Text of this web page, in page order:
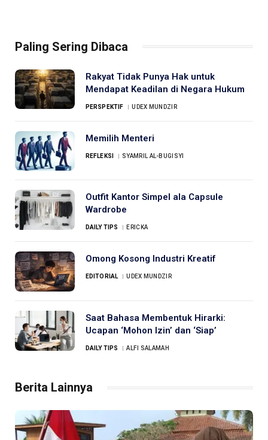
Paling Sering Dibaca
Rakyat Tidak Punya Hak untuk
Mendapat Keadilan di Negara Hukum
PERSPEKTIF UDEX MUNDZIR
Memilih Menteri
REFLEKSI SYAMRIL AL-BUGISYI
Outfit Kantor Simpel ala Capsule
Wardrobe
DAILY TIPS ERICKA
Omong Kosong Industri Kreatif
EDITORIAL UDEX MUNDZIR
Saat Bahasa Membentuk Hirarki:
Ucapan ‘Mohon Izin’ dan ‘Siap’
DAILY TIPS ALFI SALAMAH
Berita Lainnya